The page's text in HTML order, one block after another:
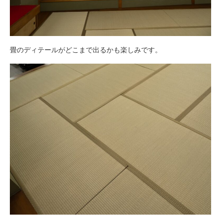
畳のディテールがどこまで出るかも楽しみです。